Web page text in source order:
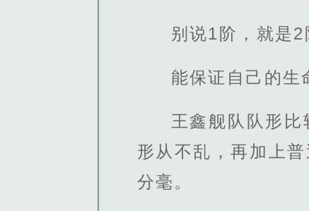
别说1阶，就是2
能保证自己的生
王鑫舰队队形
形从不乱，再加上
分毫。